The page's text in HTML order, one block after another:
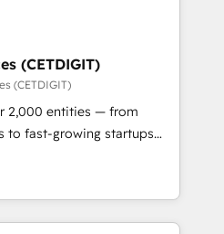
Expertise Impact
Partner 🏆2019
Award 🏆2019
Impact Award 🏆
Impact Award 🏆2017
of the Year 🏆2016
Impact Award 🏆2015
(CETDIGIT)
(CETDIGIT)
2,000 entities — from
to fast-growing startups
operations, scale
full potential of HubSpot.
industry expertise, we fuse
and AI innovation to deliver